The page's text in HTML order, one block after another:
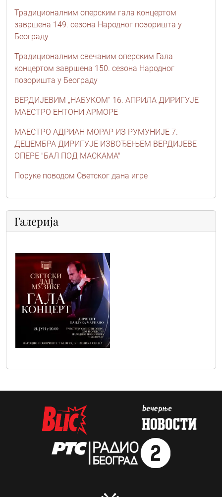
Традиционалним оперским гала концертом
завршена 149. сезона Народног позоришта у
Београду
Традиционалним свечаним оперским Гала
концертом завршена 150. сезона Народног
позоришта у Београду
ВЕРДИЈЕВИМ „НАБУКОМ“ 16. АПРИЛА ДИРИГУЈЕ
МАЕСТРО ЕНТОНИ АРМОРЕ
МАЕСТРО АДРИАН МОРАР ИЗ РУМУНИЈЕ 7.
ДЕЦЕМБРА ДИРИГУЈЕ ИЗВОЂЕЊЕМ ВЕРДИЈЕВЕ
ОПЕРЕ "БАЛ ПОД МАСКАМА"
Поруке поводом Светског дана игре
Галерија
img_20260617_wa0000